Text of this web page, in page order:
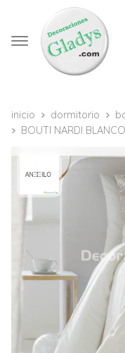
inicio dormitorio
BOUTI NARDI BLANCO